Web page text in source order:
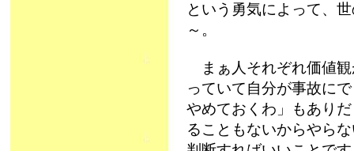
という勇気によって、
～。
まぁ人それぞれ価値観
っていて自分が事故に
やめておくわ」もあり
ることもないからやら